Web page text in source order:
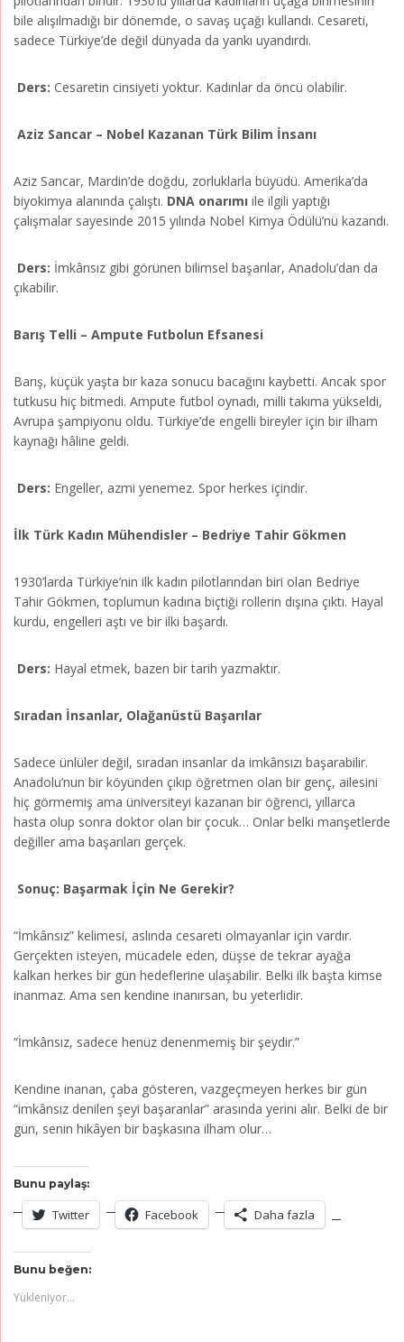
bile alışılmadığı bir dönemde, o savaş uçağı kullandı. Cesareti,
sadece Türkiye’de değil dünyada da yankı uyandırdı.
Ders: Cesaretin cinsiyeti yoktur. Kadınlar da öncü olabilir.
Aziz Sancar – Nobel Kazanan Türk Bilim İnsanı
Aziz Sancar, Mardin’de doğdu, zorluklarla büyüdü. Amerika’da
biyokimya alanında çalıştı. DNA onarımı ile ilgili yaptığı
çalışmalar sayesinde 2015 yılında Nobel Kimya Ödülü’nü kazandı.
Ders: İmkânsız gibi görünen bilimsel başarılar, Anadolu’dan da
çıkabilir.
Barış Telli – Ampute Futbolun Efsanesi
Barış, küçük yaşta bir kaza sonucu bacağını kaybetti. Ancak spor
tutkusu hiç bitmedi. Ampute futbol oynadı, milli takıma yükseldi,
Avrupa şampiyonu oldu. Türkiye’de engelli bireyler için bir ilham
kaynağı hâline geldi.
Ders: Engeller, azmi yenemez. Spor herkes içindir.
İlk Türk Kadın Mühendisler – Bedriye Tahir Gökmen
1930’larda Türkiye’nin ilk kadın pilotlarından biri olan Bedriye
Tahir Gökmen, toplumun kadına biçtiği rollerin dışına çıktı. Hayal
kurdu, engelleri aştı ve bir ilki başardı.
Ders: Hayal etmek, bazen bir tarih yazmaktır.
Sıradan İnsanlar, Olağanüstü Başarılar
Sadece ünlüler değil, sıradan insanlar da imkânsızı başarabilir.
Anadolu’nun bir köyünden çıkıp öğretmen olan bir genç, ailesini
hiç görmemiş ama üniversiteyi kazanan bir öğrenci, yıllarca
hasta olup sonra doktor olan bir çocuk… Onlar belki manşetlerde
değiller ama başarıları gerçek.
Sonuç: Başarmak İçin Ne Gerekir?
“İmkânsız” kelimesi, aslında cesareti olmayanlar için vardır.
Gerçekten isteyen, mücadele eden, düşse de tekrar ayağa
kalkan herkes bir gün hedeflerine ulaşabilir. Belki ilk başta kimse
inanmaz. Ama sen kendine inanırsan, bu yeterlidir.
“İmkânsız, sadece henüz denenmemiş bir şeydir.”
Kendine inanan, çaba gösteren, vazgeçmeyen herkes bir gün
“imkânsız denilen şeyi başaranlar” arasında yerini alır. Belki de bir
gün, senin hikâyen bir başkasına ilham olur…
Bunu paylaş:
Twitter Facebook Daha fazla
Bunu beğen:
Yükleniyor...